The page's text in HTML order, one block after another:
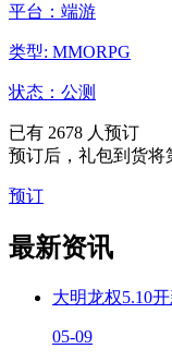
平台：端游
类型: MMORPG
状态：公测
已有 2678 人预订
预订后，礼包到货将
预订
最新资讯
大明龙权5.10
05-09